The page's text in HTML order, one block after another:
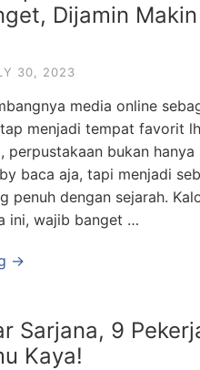
Dijamin
30, 2023
media online
menjadi tempat favorit
perpustakaan bukan
baca aja, tapi menjadi
penuh dengan sejarah.
ini, wajib banget …
→
Sarjana, 9
Kaya!